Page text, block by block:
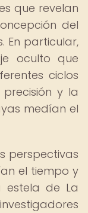
que revelan
del
En particular,
oculto que
ciclos
y la
medían el
perspectivas
el tiempo y
estela de La